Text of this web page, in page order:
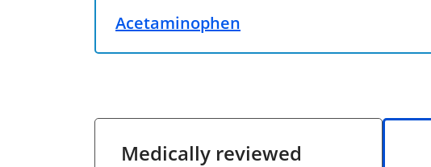
Acetaminophen
Medically reviewed